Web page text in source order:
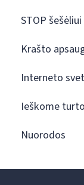
STOP šešėliui
Krašto
Interneto
Ieškome
Nuorodos